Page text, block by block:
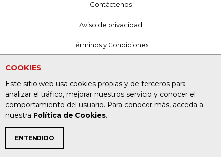
COOKIES
Este sitio web usa cookies propias y de terceros para
analizar el tráfico, mejorar nuestros servicio y conocer el
comportamiento del usuario. Para conocer más, acceda a
nuestra Política de Cookies.
ENTENDIDO
TEMAS DE INTERÉS
Contáctenos
Aviso de privacidad
Términos y Condiciones
Política de Cookies
Superintendencia de Industria y Comercio